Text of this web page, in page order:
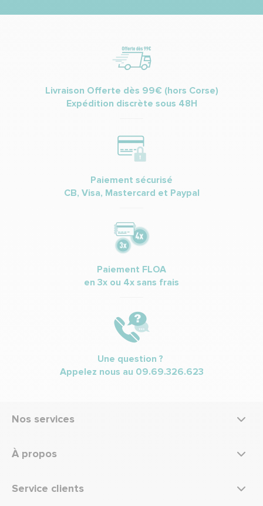
Livraison Offerte dès 99€ (hors Corse)
Expédition discrète sous 48H
Paiement sécurisé
CB, Visa, Mastercard et Paypal
Paiement FLOA
en 3x ou 4x sans frais
Une question ?
Appelez nous au 09.69.326.623
Nos services
À propos
Service clients